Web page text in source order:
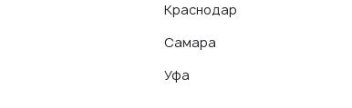
Краснодар
Самара
Уфа